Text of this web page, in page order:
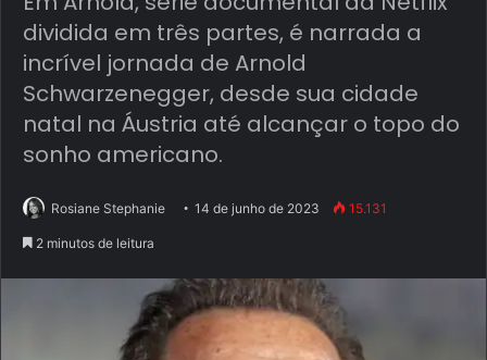
dividida em três partes, é narrada a
incrível jornada de Arnold
Schwarzenegger, desde sua cidade
natal na Áustria até alcançar o topo do
sonho americano.
Rosiane Stephanie 14 de junho de 2023 15.131
2 minutos de leitura